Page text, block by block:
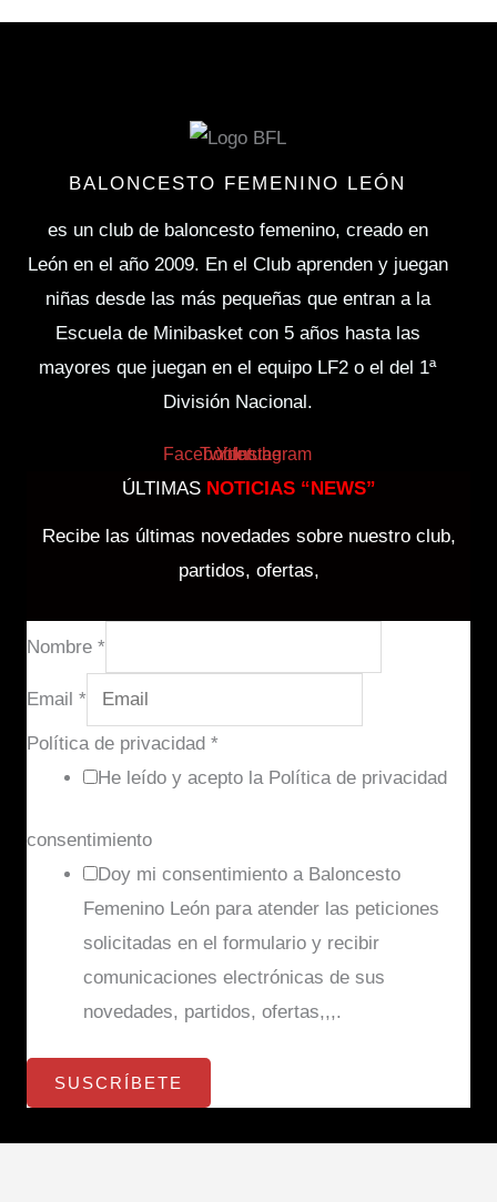
BALONCESTO FEMENINO LEÓN
es un club de baloncesto femenino, creado en
León en el año 2009. En el Club aprenden y juegan
niñas desde las más pequeñas que entran a la
Escuela de Minibasket con 5 años hasta las
mayores que juegan en el equipo LF2 o el del 1ª
División Nacional.
Facebook
Twitter
Youtube
Instagram
ÚLTIMAS NOTICIAS “NEWS”
Recibe las últimas novedades sobre nuestro club,
partidos, ofertas,
Nombre *
Email *
Política de privacidad *
He leído y acepto la Política de privacidad
consentimiento
Doy mi consentimiento a Baloncesto
Femenino León para atender las peticiones
solicitadas en el formulario y recibir
comunicaciones electrónicas de sus
novedades, partidos, ofertas,,,.
SUSCRÍBETE